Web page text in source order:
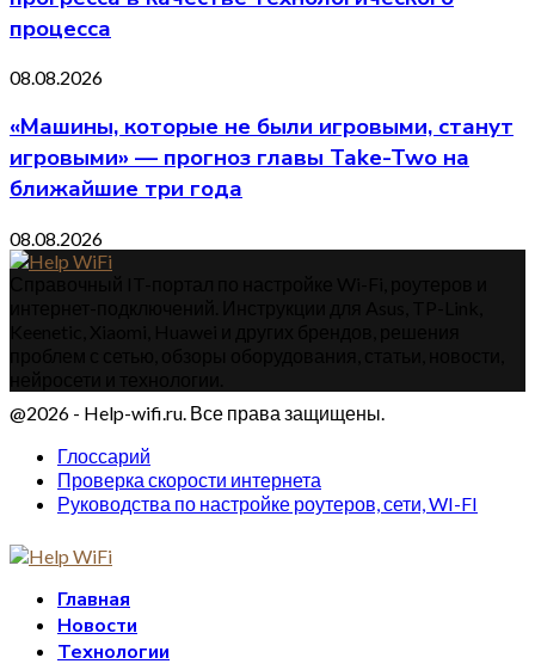
процесса
08.08.2026
«Машины, которые не были игровыми, станут
игровыми» — прогноз главы Take-Two на
ближайшие три года
08.08.2026
@2026 - Help-wifi.ru. Все права защищены.
Глоссарий
Проверка скорости интернета
Руководства по настройке роутеров, сети, WI-FI
Главная
Новости
Технологии